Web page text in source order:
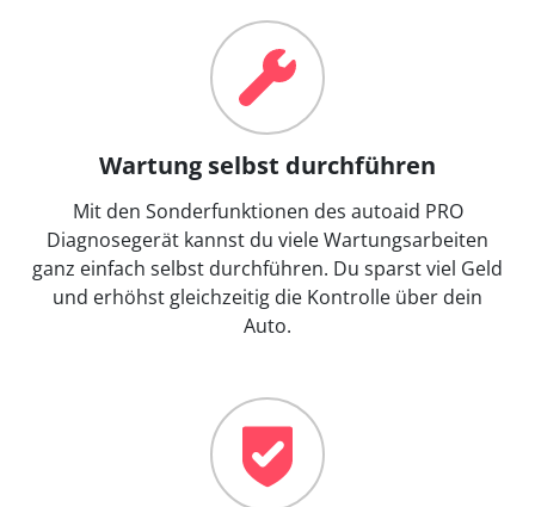
Wartung selbst durchführen
Mit den Sonderfunktionen des autoaid PRO
Diagnosegerät kannst du viele Wartungsarbeiten
ganz einfach selbst durchführen. Du sparst viel Geld
und erhöhst gleichzeitig die Kontrolle über dein
Auto.